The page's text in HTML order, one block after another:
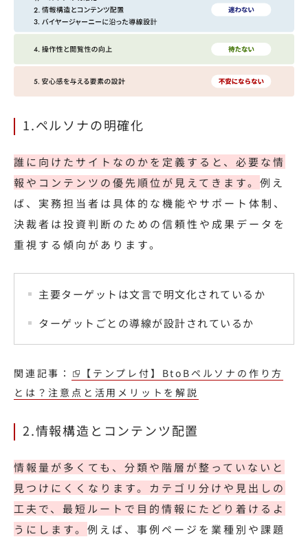
1.ペルソナの明確化
誰に向けたサイトなのかを定義すると、必要な情
報やコンテンツの優先順位が見えてきます。 例え
ば、実務担当者は具体的な機能やサポート体制、
決裁者は投資判断のための信頼性や成果データを
重視する傾向があります。
主要ターゲットは文言で明文化されているか
ターゲットごとの導線が設計されているか
関連記事：
【テンプレ付】BtoBペルソナの作り方
とは？注意点と活用メリットを解説
2.情報構造とコンテンツ配置
情報量が多くても、分類や階層が整っていないと
見つけにくくなります。カテゴリ分けや見出しの
工夫で、最短ルートで目的情報にたどり着けるよ
うにします。 例えば、事例ページを業種別や課題